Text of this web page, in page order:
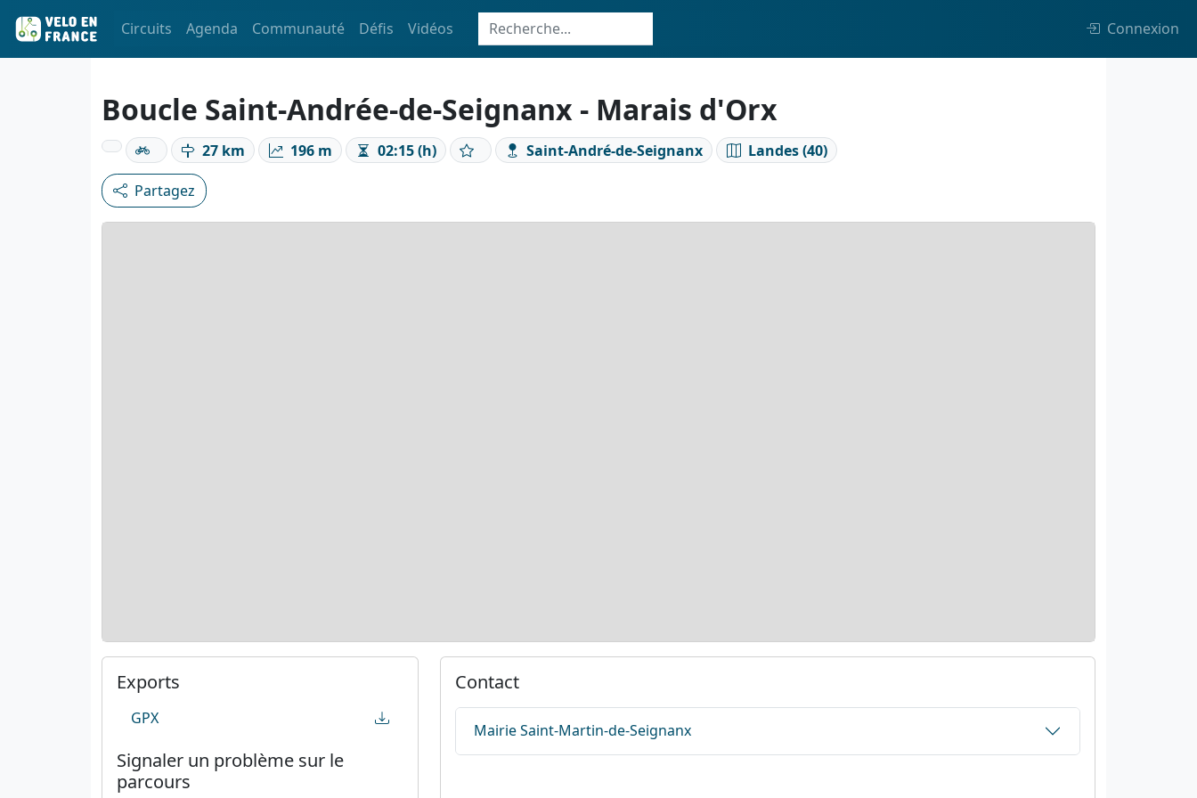
Circuits Agenda Communauté Défis Vidéos Connexion
Boucle Saint-Andrée-de-Seignanx - Marais d'Orx
27 km 196 m 02:15 (h) Saint-André-de-Seignanx Landes (40)
Partagez
Exports
GPX
Signaler un problème sur le
parcours
Contact
Mairie Saint-Martin-de-Seignanx